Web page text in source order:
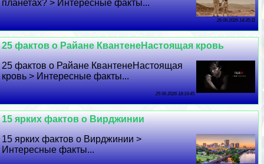
планетах? > Интересные факты...
26 06 2026 14:35:11
25 фактов о Райане КвантенеНастоящая кровь
25 фактов о Райане КвантенеНастоящая
кровь > Интересные факты...
25 06 2026 18:19:45
15 ярких фактов о Вирджинии
15 ярких фактов о Вирджинии >
Интересные факты...